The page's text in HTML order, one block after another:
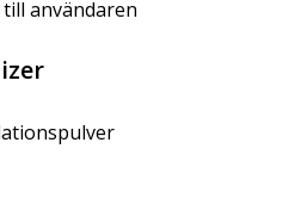
användaren